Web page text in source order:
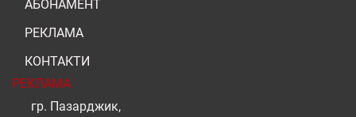
АБОНАМЕНТ
РЕКЛАМА
КОНТАКТИ
РЕКЛАМА
гр. Пазарджик,